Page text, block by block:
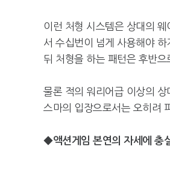
이런 처형 시스템은 상대의
서 수십번이 넘게 사용해야
뒤 처형을 하는 패턴은 후반
물론 적의 워리어급 이상의
스마의 입장으로서는 오히려
◆액션게임 본연의 자세에 충